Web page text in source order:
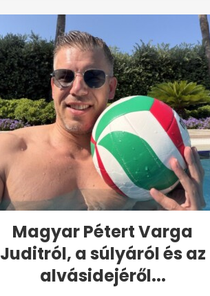
Magyar Pétert Varga
Juditról, a súlyáról és az
alvásidejéről...